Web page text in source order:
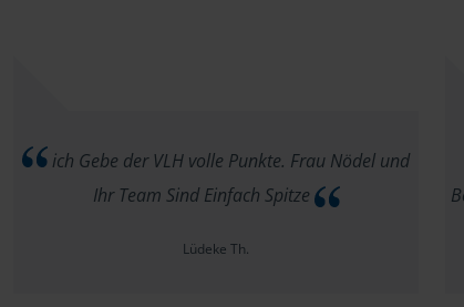
ich Gebe der VLH volle Punkte. Frau Nödel und
Ihr Team Sind Einfach Spitze
Lüdeke Th.